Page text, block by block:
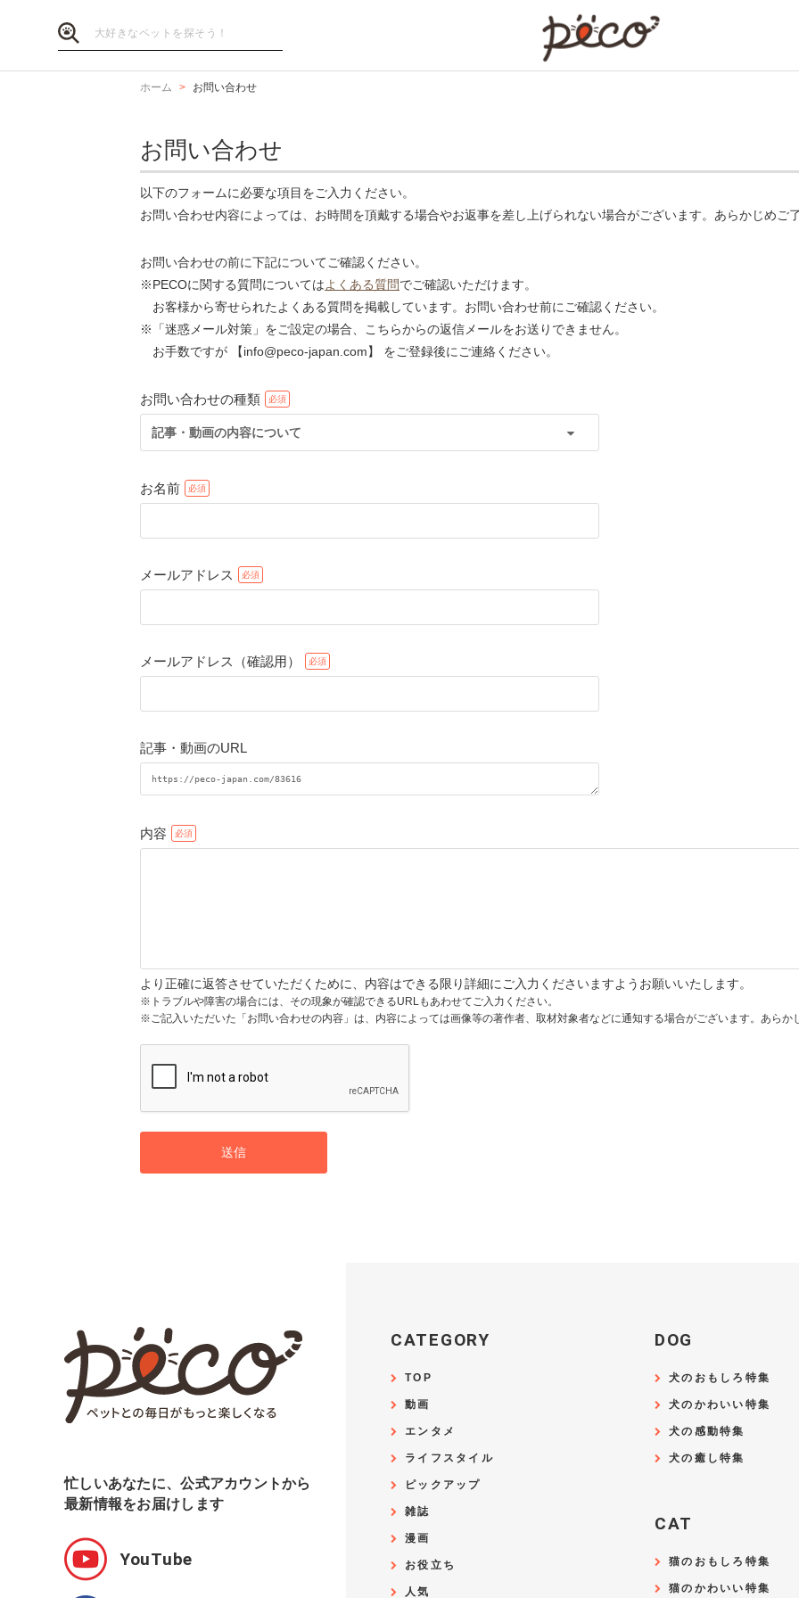
ホーム お問い合わせ
お問い合わせ
以下のフォームに必要な項目をご入力ください。
お問い合わせ内容によっては、お時間を頂戴する場合やお返事を差し上げられない場合がございます。あらかじめご
お問い合わせの前に下記についてご確認ください。
※PECOに関する質問についてはよくある質問でご確認いただけます。
お客様から寄せられたよくある質問を掲載しています。お問い合わせ前にご確認ください。
※「迷惑メール対策」をご設定の場合、こちらからの返信メールをお送りできません。
お手数ですが 【info@peco-japan.com】 をご登録後にご連絡ください。
お問い合わせの種類
記事・動画の内容について
お名前
メールアドレス
メールアドレス（確認用）
記事・動画のURL
内容
より正確に返答させていただくために、内容はできる限り詳細にご入力くださいますようお願いいたします。
※トラブルや障害の場合には、その現象が確認できるURLもあわせてご入力ください。
※ご記入いただいた「お問い合わせの内容」は、内容によっては画像等の著作者、取材対象者などに通知する場合がございます。あらか
送信
忙しいあなたに、公式アカウントから
最新情報をお届けします
YouTube
CATEGORY
TOP
動画
エンタメ
ライフスタイル
ピックアップ
雑誌
漫画
お役立ち
人気
DOG
犬のおもしろ特集
犬のかわいい特集
犬の感動特集
犬の癒し特集
CAT
猫のおもしろ特集
猫のかわいい特集